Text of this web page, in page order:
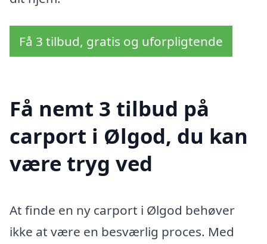
Få 3 tilbud, gratis og uforpligtende
Få nemt 3 tilbud på
carport i Ølgod, du kan
være tryg ved
At finde en ny carport i Ølgod behøver
ikke at være en besværlig proces. Med